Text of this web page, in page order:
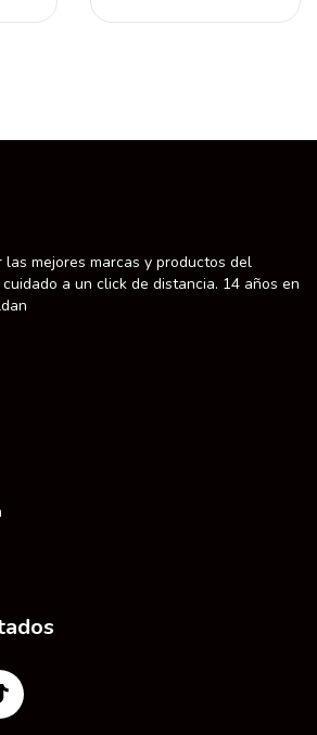
mejores marcas y productos del
a un click de distancia. 14 años en